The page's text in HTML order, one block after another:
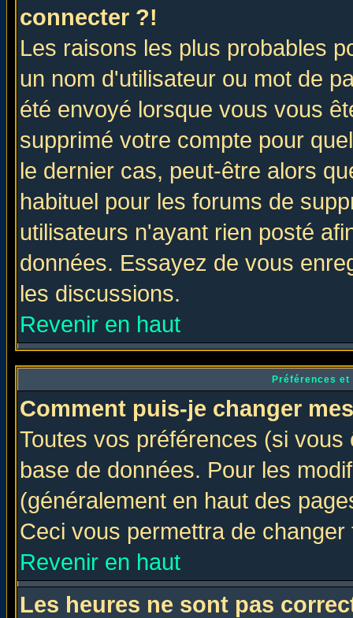
connecter ?!
Les raisons les plus probables
un nom d'utilisateur ou mot de
été envoyé lorsque vous vous
supprimé votre compte pour
le dernier cas, peut-être alors
habituel pour les forums de
utilisateurs n'ayant rien posté
données. Essayez de vous
les discussions.
Revenir en haut
Préférences
Comment puis-je changer
Toutes vos préférences (si
base de données. Pour les
(généralement en haut des
Ceci vous permettra de
Revenir en haut
Les heures ne sont pas